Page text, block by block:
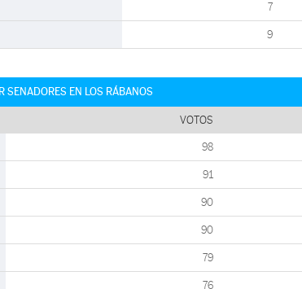
7
9
SENADORES EN LOS RÁBANOS
VOTOS
98
91
90
90
79
76